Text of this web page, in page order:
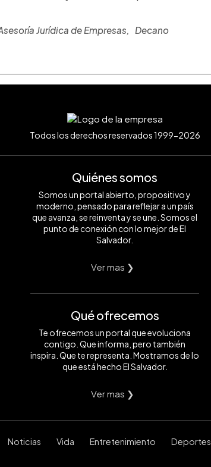
Jurídica de Empresas, Decano
Todos los derechos reservados 1999-2026
Quiénes somos
Somos un portal abierto, propositivo y
moderno, pensado para reflejar a un país
que avanza, se reinventa y se une. Somos el
punto de conexión con lo mejor de El
Salvador.
Ver mas ❯
Qué ofrecemos
Te ofrecemos un portal que evoluciona
contigo. Que informa, pero también
inspira. Que te representa. Mostramos de lo
que está hecho El Salvador.
Ver mas ❯
Noticias Vida Entretenimiento Deportes